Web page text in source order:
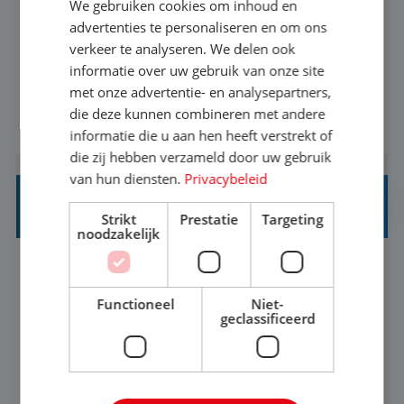
Met jouw ervaring in de reisbranche of
achtergrond in toerisme ben je klaar voor de
volgende stap. Vanaf je stoel reis je de hele
wereld over en speel je moeiteloos in op de
wensen van je team, je klant en wat er in de
reiswereld gebeurt. Met je enthousiasme weet je
klanten te overtuigen om die droomreis te
boeken! ...
BEKIJK VACATURE
REISADVISEUR JUNIOR
Bunschoten-Spakenburg, Utrecht, Nederland
37-40+ uur
Met jouw ervaring in de reisbranche of
achtergrond in toerisme ben je klaar voor de
We gebruiken cookies om inhoud en
advertenties te personaliseren en om ons
verkeer te analyseren. We delen ook
informatie over uw gebruik van onze site
met onze advertentie- en analysepartners,
die deze kunnen combineren met andere
informatie die u aan hen heeft verstrekt of
die zij hebben verzameld door uw gebruik
van hun diensten. Privacybeleid
Strikt
noodzakelijk
Prestatie Targeting
Functioneel
Niet-
geclassificeerd